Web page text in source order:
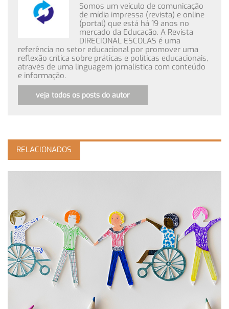
Somos um veículo de comunicação
de mídia impressa (revista) e online
(portal) que está há 19 anos no
mercado da Educação. A Revista
DIRECIONAL ESCOLAS é uma
referência no setor educacional por promover uma
reflexão crítica sobre práticas e políticas educacionais,
através de uma linguagem jornalística com conteúdo
e informação.
veja todos os posts do autor
RELACIONADOS